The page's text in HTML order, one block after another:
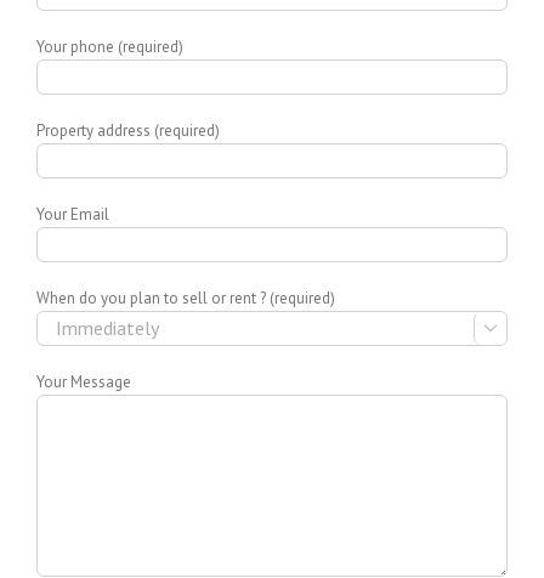
Your phone (required)
Property address (required)
Your Email
When do you plan to sell or rent ? (required)

Your Message